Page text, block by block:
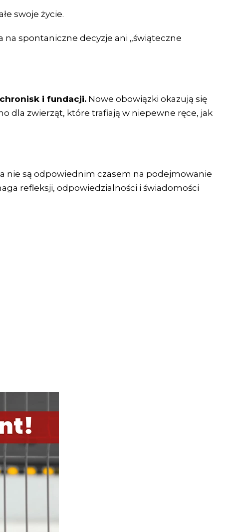
swoje życie.
na spontaniczne decyzje ani „świąteczne
i fundacji. Nowe obowiązki okazują się
dla zwierząt, które trafiają w niepewne ręce, jak
nie są odpowiednim czasem na podejmowanie
refleksji, odpowiedzialności i świadomości